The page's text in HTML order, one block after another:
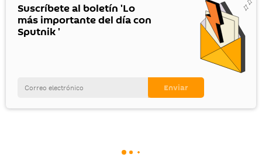
Suscríbete al boletín 'Lo
más importante del día con
Sputnik '